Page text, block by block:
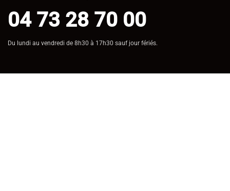
04 73 28 70 00
Du lundi au vendredi de 8h30 à 17h30 sauf jour fériés.